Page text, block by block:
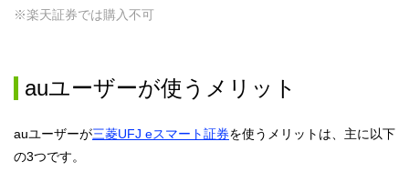
※楽天証券では購入不可
auユーザーが使うメリット
auユーザーが三菱UFJ eスマート証券を使うメリットは、主に以下
の3つです。